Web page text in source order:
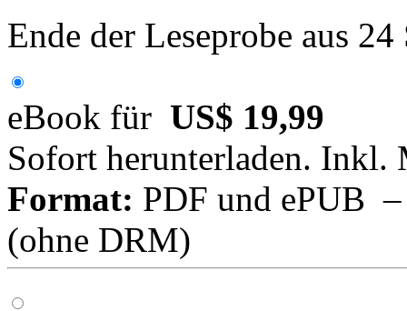
Ende der Leseprobe aus
eBook für US$ 19,99
Sofort herunterladen. Inkl.
Format: PDF und ePUB
(ohne DRM)